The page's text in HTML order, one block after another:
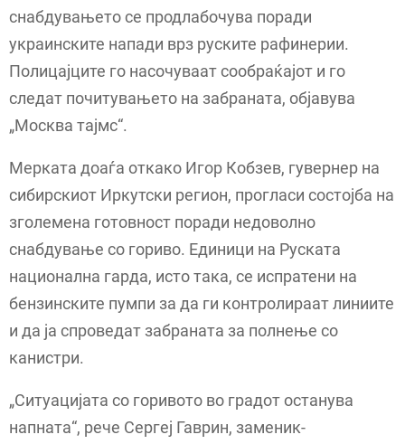
снабдувањето се продлабочува поради
украинските напади врз руските рафинерии.
Полицајците го насочуваат сообраќајот и го
следат почитувањето на забраната, објавува
„Москва тајмс“.
Мерката доаѓа откако Игор Кобзев, гувернер на
сибирскиот Иркутски регион, прогласи состојба на
зголемена готовност поради недоволно
снабдување со гориво. Единици на Руската
национална гарда, исто така, се испратени на
бензинските пумпи за да ги контролираат линиите
и да ја спроведат забраната за полнење со
канистри.
„Ситуацијата со горивото во градот останува
напната“, рече Сергеј Гаврин, заменик-